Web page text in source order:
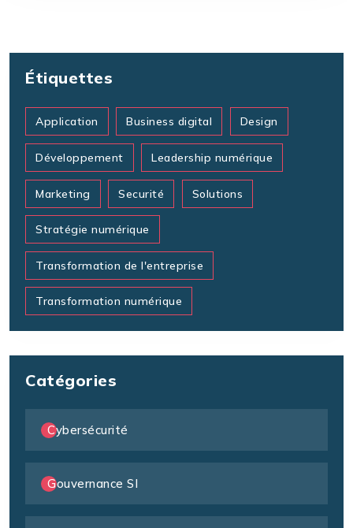
Étiquettes
Application Business digital Design
Développement Leadership numérique
Marketing Securité Solutions
Stratégie numérique
Transformation de l'entreprise
Transformation numérique
Catégories
Cybersécurité
Gouvernance SI